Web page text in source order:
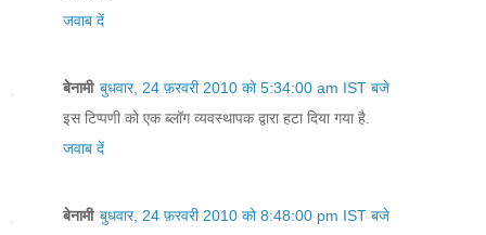
जवाब दें
बेनामी बुधवार, 24 फ़रवरी 2010 को 5:34:00 am IST बजे
इस टिप्पणी को एक ब्लॉग व्यवस्थापक द्वारा हटा दिया गया है.
जवाब दें
बेनामी बुधवार, 24 फ़रवरी 2010 को 8:48:00 pm IST बजे